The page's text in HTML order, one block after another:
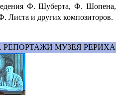
Ф. Шуберта, Ф. Шопена,
Листа и других композиторов.
МУЗЕЯ РЕРИХА